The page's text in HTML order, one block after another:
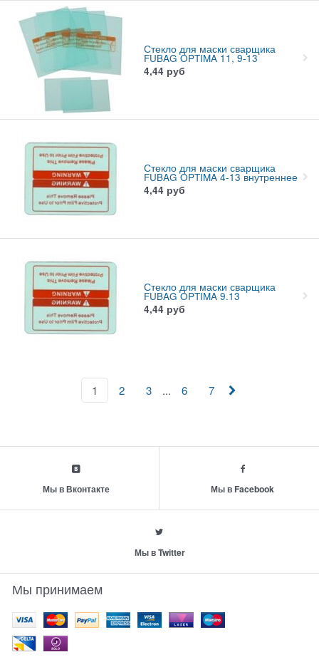
Стекло для маски сварщика
FUBAG OPTIMA 11, 9-13
4,44 руб
Стекло для маски сварщика
FUBAG OPTIMA 4-13 внутреннее
4,44 руб
Стекло для маски сварщика
FUBAG OPTIMA 9.13
4,44 руб
1 2 3 ... 6 7
Мы в Вконтакте Мы в Facebook
Мы в Twitter
Мы принимаем